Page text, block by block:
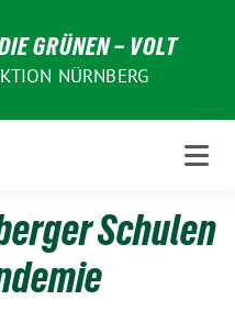
GRÜNEN – VOLT
NÜRNBERG
Schulen